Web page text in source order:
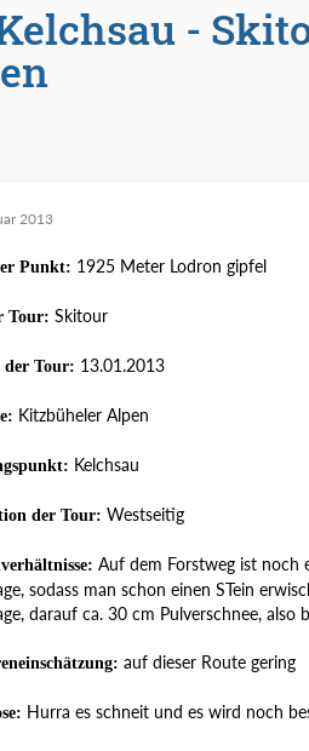
-
2013
Punkt: 1925 Meter Lodron gipfel
Tour: Skitour
der Tour: 13.01.2013
Kitzbüheler Alpen
Kelchsau
der Tour: Westseitig
Auf dem Forstweg ist noch
sodass man schon einen STein
darauf ca. 30 cm Pulverschnee, also
auf dieser Route gering
Hurra es schneit und es wird noch